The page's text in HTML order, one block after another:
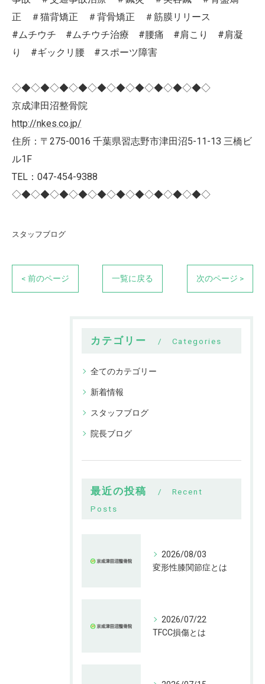
正 ＃猫背矯正 ＃背骨矯正 ＃筋膜リリース
#ムチウチ #ムチウチ治療 #腰痛 #肩こり #肩凝
り #ギックリ腰 #スポーツ障害
◇◆◇◆◇◆◇◆◇◆◇◆◇◆◇◆◇◆◇◆◇
京成津田沼整骨院
http://nkes.co.jp/
住所：〒275-0016 千葉県習志野市津田沼5-11-13 三橋ビ
ル1F
TEL：047-454-9388
◇◆◇◆◇◆◇◆◇◆◇◆◇◆◇◆◇◆◇◆◇
スタッフブログ
< 前のページ 一覧に戻る 次のページ >
カテゴリー Categories
全てのカテゴリー
新着情報
スタッフブログ
院長ブログ
最近の投稿
Recent
Posts
2026/08/03
変形性膝関節症とは
2026/07/22
TFCC損傷とは